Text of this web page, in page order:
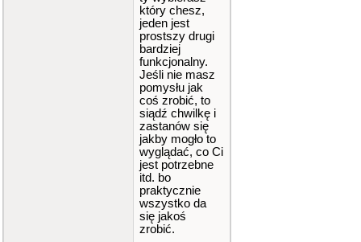
który chesz,
jeden jest
prostszy drugi
bardziej
funkcjonalny.
Jeśli nie masz
pomysłu jak
coś zrobić, to
siądź chwilkę i
zastanów się
jakby mogło to
wyglądać, co Ci
jest potrzebne
itd. bo
praktycznie
wszystko da
się jakoś
zrobić.